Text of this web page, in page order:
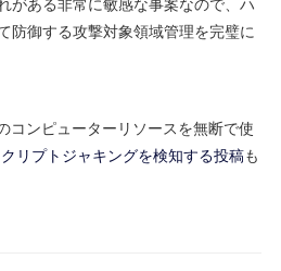
防御する攻撃対象領域管理を完璧に
コンピューターリソースを無断で使
クリプトジャキングを検知する投稿も